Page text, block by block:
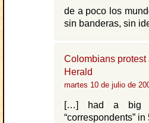
de a poco los
sin banderas, sin
Colombians
Herald
martes 10 de julio de
[…] had a big
“correspondents”